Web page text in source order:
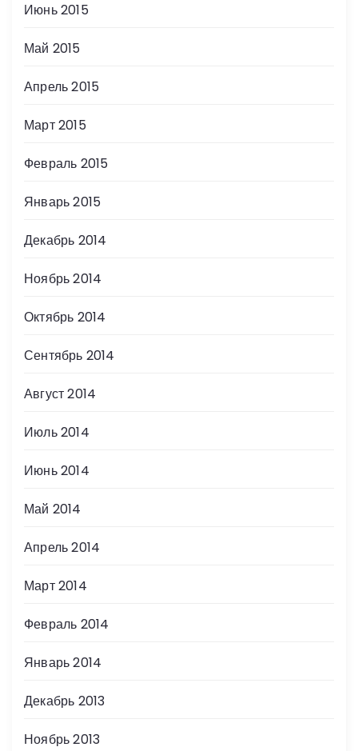
Июнь 2015
Май 2015
Апрель 2015
Март 2015
Февраль 2015
Январь 2015
Декабрь 2014
Ноябрь 2014
Октябрь 2014
Сентябрь 2014
Август 2014
Июль 2014
Июнь 2014
Май 2014
Апрель 2014
Март 2014
Февраль 2014
Январь 2014
Декабрь 2013
Ноябрь 2013